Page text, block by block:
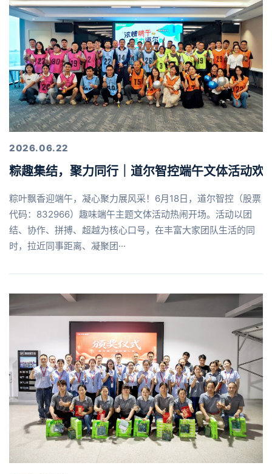
2026.06.22
粽趣集结，聚力同行｜道尔智控端午文体活动欢
粽叶飘香迎端午，凝心聚力展风采！6月18日，道尔智控（股票
代码：832966）趣味端午主题文体活动热闹开场。活动以团
结、协作、拼搏、超越为核心口号，在丰富大家团队生活的同
时，拉近同事距离、凝聚团···